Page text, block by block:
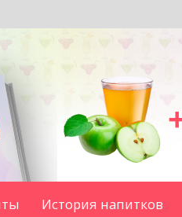
История напитков